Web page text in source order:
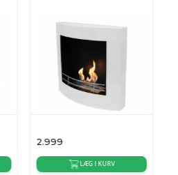
2.999
LÆG I KURV